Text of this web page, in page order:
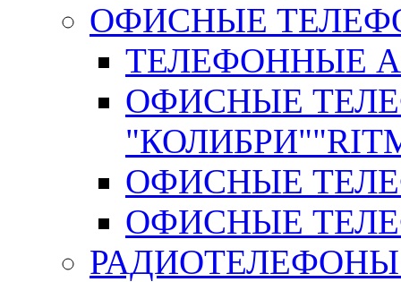
ОФИСНЫЕ
ТЕЛЕФОННЫЕ
ОФИСНЫЕ
ОФИСНЫЕ
ОФИСНЫЕ
РАДИОТЕЛЕФОНЫ